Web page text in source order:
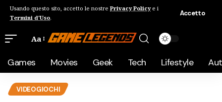
Usando questo sito, accetto le nostre Privacy Policye i
Termini d'Uso.
Accetto
Aa
Games Movies Geek Tech Lifestyle
VIDEOGIOCHI